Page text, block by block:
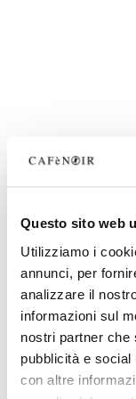
Questo sito web
Utilizziamo i
annunci, per
analizzare il
informazioni sul
nostri partner che
pubblicità e
con altre